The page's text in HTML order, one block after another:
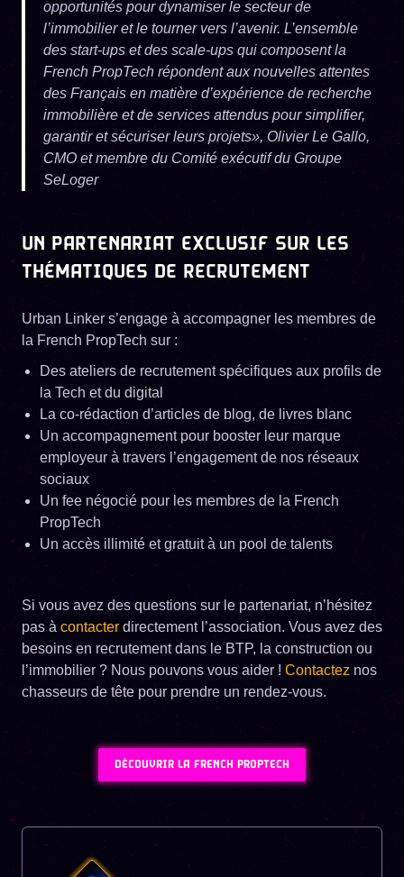
opportunités pour dynamiser le secteur de
l’immobilier et le tourner vers l’avenir. L’ensemble
des start-ups et des scale-ups qui composent la
French PropTech répondent aux nouvelles attentes
des Français en matière d’expérience de recherche
immobilière et de services attendus pour simplifier,
garantir et sécuriser leurs projets», Olivier Le Gallo,
CMO et membre du Comité exécutif du Groupe
SeLoger
UN PARTENARIAT EXCLUSIF SUR LES
THÉMATIQUES DE RECRUTEMENT
Urban Linker s’engage à accompagner les membres de
la French PropTech sur :
Des ateliers de recrutement spécifiques aux profils de
la Tech et du digital
La co-rédaction d’articles de blog, de livres blanc
Un accompagnement pour booster leur marque
employeur à travers l’engagement de nos réseaux
sociaux
Un fee négocié pour les membres de la French
PropTech
Un accès illimité et gratuit à un pool de talents
Si vous avez des questions sur le partenariat, n’hésitez
pas à contacter directement l’association. Vous avez des
besoins en recrutement dans le BTP, la construction ou
l’immobilier ? Nous pouvons vous aider ! Contactez nos
chasseurs de tête pour prendre un rendez-vous.
DÉCOUVRIR LA FRENCH PROPTECH